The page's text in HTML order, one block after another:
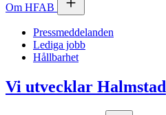
Om HFAB
Pressmeddelanden
Lediga jobb
Hållbarhet
Vi utvecklar Halmstad